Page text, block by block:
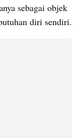
sebagai objek
diri sendiri.